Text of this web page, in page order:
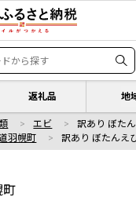
返礼品 地
エビ
訳あり ぼた
羽幌町 訳あり ぼたんえ
町